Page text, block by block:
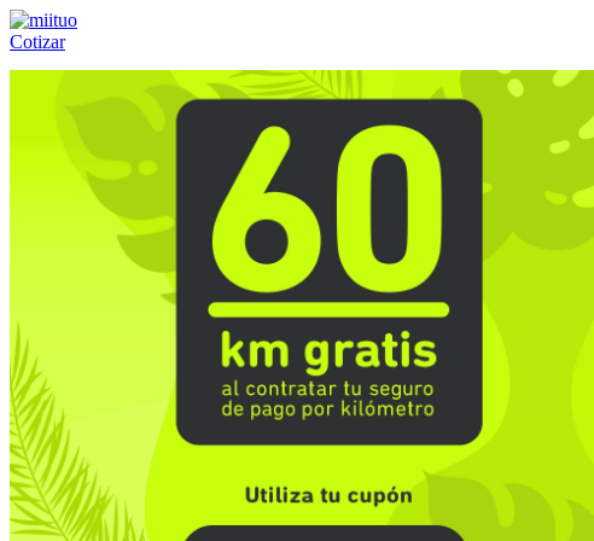
Cotizar
(55) 84-21-05-00ó800-953-00-59